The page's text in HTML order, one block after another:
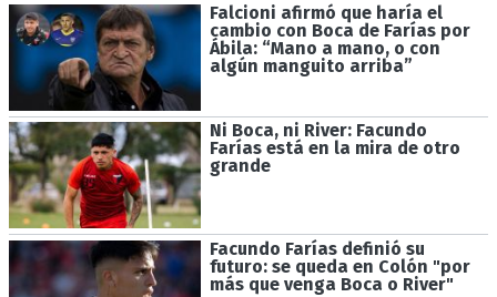
Falcioni afirmó que haría el
cambio con Boca de Farías por
Ábila: “Mano a mano, o con
algún manguito arriba”
Ni Boca, ni River: Facundo
Farías está en la mira de otro
grande
Facundo Farías definió su
futuro: se queda en Colón "por
más que venga Boca o River"